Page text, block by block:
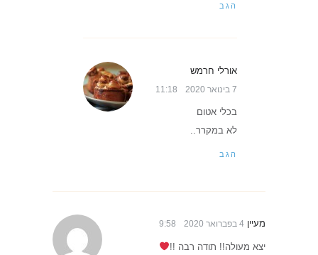
הגב
אורלי חרמש
7 בינואר 2020 11:18
בכלי אטום
לא במקרר..
הגב
מעיין 4 בפברואר 2020 9:58
יצא מעולה!! תודה רבה !!